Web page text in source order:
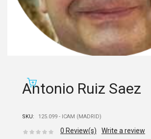
Antonio Ruiz Saez
SKU: 125.099 - ICAM (MADRID)
0 Review(s) Write a review